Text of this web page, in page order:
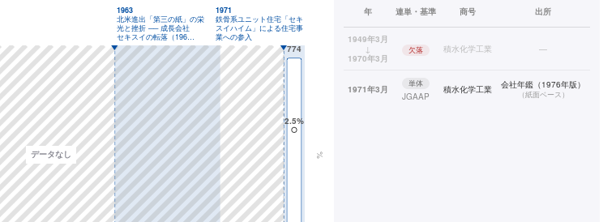
年
連単・基準 商号 出所
1949年3月
↓
1970年3月
欠落 積水化学工業 —
1971年3月
単体
JGAAP
積水化学工業 会社年鑑（1976年版）
（紙面ベース ）